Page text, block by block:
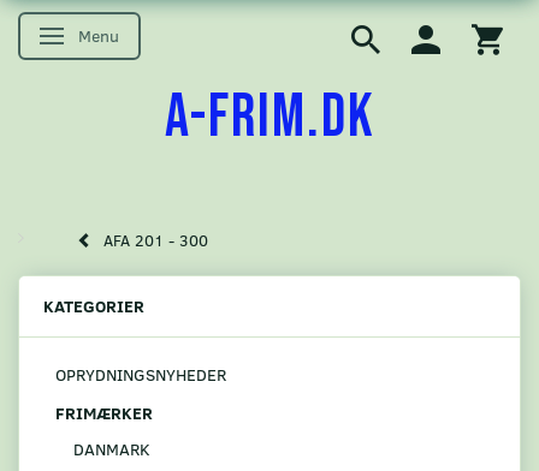
Skifte navigation
Menu
A-FRIM.DK
AFA 201 - 300
KATEGORIER
OPRYDNINGSNYHEDER
FRIMÆRKER
DANMARK